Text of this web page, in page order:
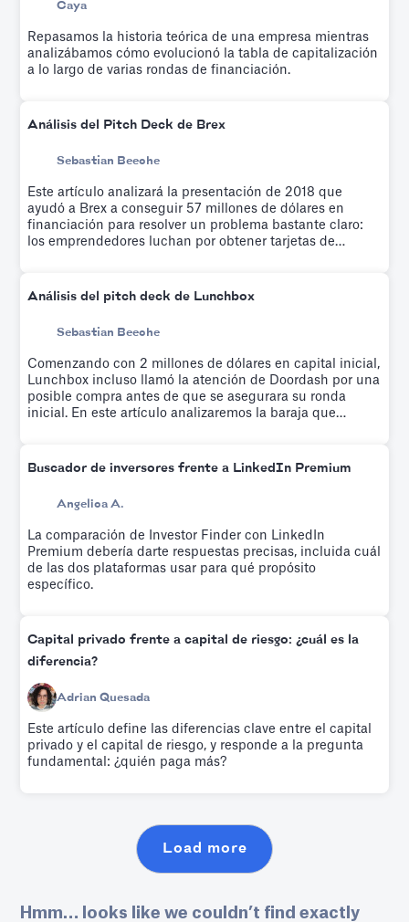
Caya
Repasamos la historia teórica de una empresa mientras
analizábamos cómo evolucionó la tabla de capitalización
a lo largo de varias rondas de financiación.
Análisis del Pitch Deck de Brex
Sebastian Beeche
Este artículo analizará la presentación de 2018 que
ayudó a Brex a conseguir 57 millones de dólares en
financiación para resolver un problema bastante claro:
los emprendedores luchan por obtener tarjetas de
Análisis del pitch deck de Lunchbox
Sebastian Beeche
Comenzando con 2 millones de dólares en capital inicial,
Lunchbox incluso llamó la atención de Doordash por una
posible compra antes de que se asegurara su ronda
inicial. En este artículo analizaremos la baraja que
Buscador de inversores frente a LinkedIn Premium
Angelica A.
La comparación de Investor Finder con LinkedIn
Premium debería darte respuestas precisas, incluida cuál
de las dos plataformas usar para qué propósito
específico.
Capital privado frente a capital de riesgo: ¿cuál es la
diferencia?
Adrian Quesada
Este artículo define las diferencias clave entre el capital
privado y el capital de riesgo, y responde a la pregunta
fundamental: ¿quién paga más?
Load more
Hmm… looks like we couldn’t find exactly